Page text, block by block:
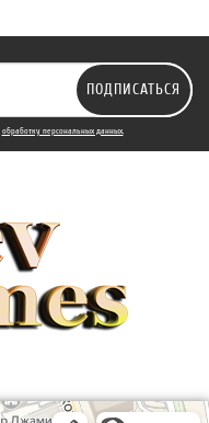
ПОДПИСАТЬСЯ
обработку персональных данных.